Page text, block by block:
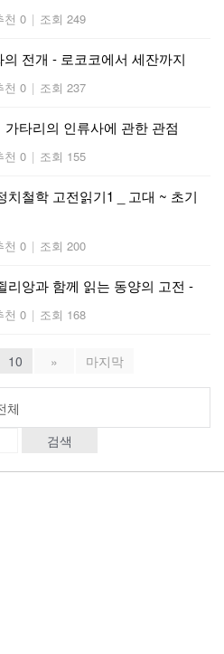
천 0 | 조회 249
전개 - 로코코에서 세잔까지
천 0 | 조회 237
타리의 인류사에 관한 관점
천 0 | 조회 155
치철학 고전읽기1 _ 고대 ~ 초기
천 0 | 조회 200
리앙과 함께 읽는 동양의 고전 -
천 0 | 조회 168
10 » 마지막
체
검색